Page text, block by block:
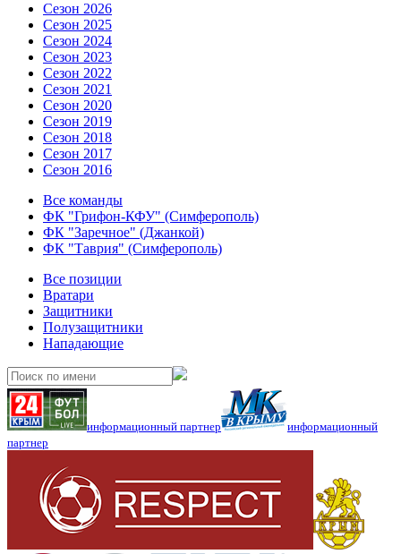
Сезон 2026
Сезон 2025
Сезон 2024
Сезон 2023
Сезон 2022
Сезон 2021
Сезон 2020
Сезон 2019
Сезон 2018
Сезон 2017
Сезон 2016
Все команды
ФК "Грифон-КФУ" (Симферополь)
ФК "Заречное" (Джанкой)
ФК "Таврия" (Симферополь)
Все позиции
Вратари
Защитники
Полузащитники
Нападающие
информационный партнер
информационный
партнер